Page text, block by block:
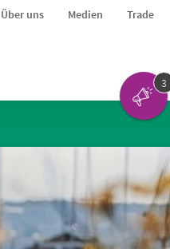
Über uns Medien Trade
3